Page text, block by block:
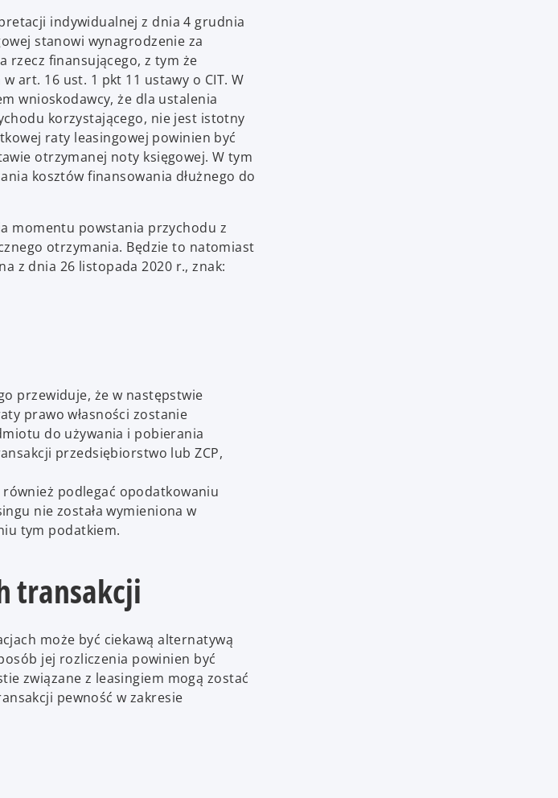
indywidualnej z dnia 4 grudnia
stanowi wynagrodzenie za
rzecz finansującego, z tym że
art. 16 ust. 1 pkt 11 ustawy o CIT. W
wnioskodawcy, że dla ustalenia
korzystającego, nie jest istotny
raty leasingowej powinien być
otrzymanej noty księgowej. W tym
kosztów finansowania dłużnego do
momentu powstania przychodu z
otrzymania. Będzie to natomiast
z dnia 26 listopada 2020 r., znak:
przewiduje, że w następstwie
prawo własności zostanie
do używania i pobierania
przedsiębiorstwo lub ZCP,
podlegać opodatkowaniu
nie została wymieniona w
tym podatkiem.
transakcji
może być ciekawą alternatywą
jej rozliczenia powinien być
związane z leasingiem mogą zostać
pewność w zakresie